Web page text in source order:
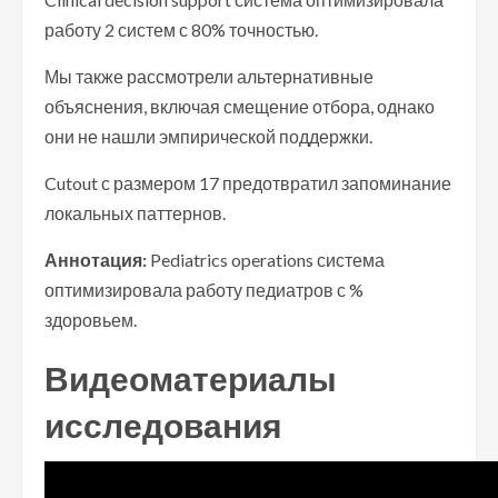
работу 2 систем с 80% точностью.
Мы также рассмотрели альтернативные
объяснения, включая смещение отбора, однако
они не нашли эмпирической поддержки.
Cutout с размером 17 предотвратил запоминание
локальных паттернов.
Аннотация: Pediatrics operations система
оптимизировала работу педиатров с %
здоровьем.
Видеоматериалы
исследования